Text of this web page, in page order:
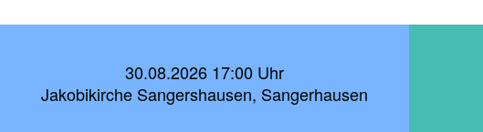
30.08.2026 17:00 Uhr
Jakobikirche Sangershausen, Sangerhausen